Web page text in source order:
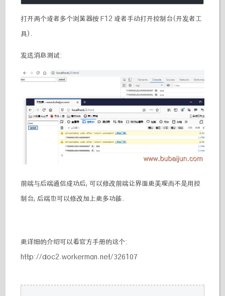
打开两个或者多个浏览器按 F12 或者手动打开控制台(开发者工
具).
发送消息测试:
前端与后端通信成功后, 可以修改前端让界面更美观而不是用控
制台, 后端也可以修改加上更多功能.
更详细的介绍可以看官方手册的这个:
http://doc2.workerman.net/326107